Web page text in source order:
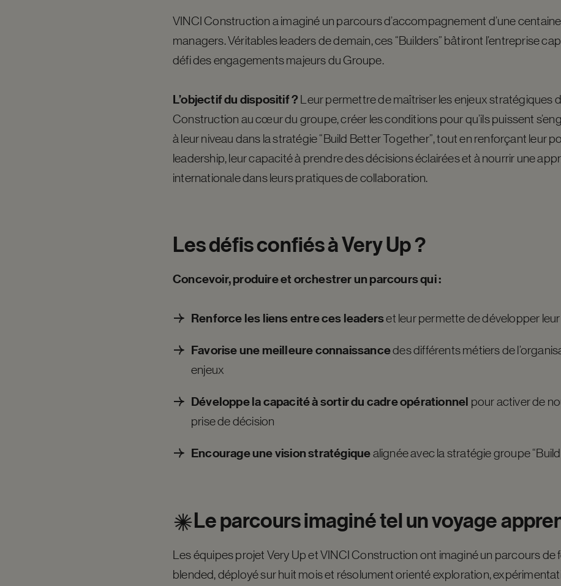
VINCI Construction a imaginé un parcours d’accompagnement d’une
managers. Véritables leaders de demain, ces “Builders” bâtiront l’entreprise
défi des engagements majeurs du Groupe.
L’objectif du dispositif ?Leur permettre de maîtriser les enjeux stratégiques
Construction au cœur du groupe, créer les conditions pour qu’ils puissent
à leur niveau dans la stratégie “Build Better Together”, tout en renforçant leur
leadership, leur capacité à prendre des décisions éclairées et à nourrir une
internationale dans leurs pratiques de collaboration.
LesdéfisconfiésàVeryUp?
Concevoir, produire et orchestrer un parcours qui :
Renforce les liens entre ces leaderset leur permette de développer
Favorise une meilleure connaissancedes différents métiers de
enjeux
Développe la capacité à sortir du cadre opérationnel pour activer de
prise de décision
Encourage une vision stratégiquealignée avec la stratégie groupe
Leparcoursimaginételunvoyage
Les équipes projet Very Up et VINCI Construction ont imaginé un parcours de
blended, déployé sur huit mois et résolument orienté exploration,